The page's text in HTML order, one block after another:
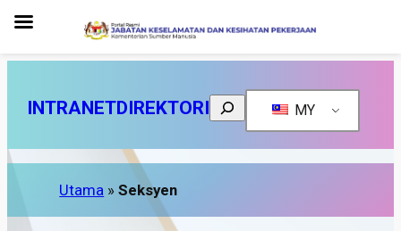
INTRANETDIREKTORI Search MY
Utama »Seksyen